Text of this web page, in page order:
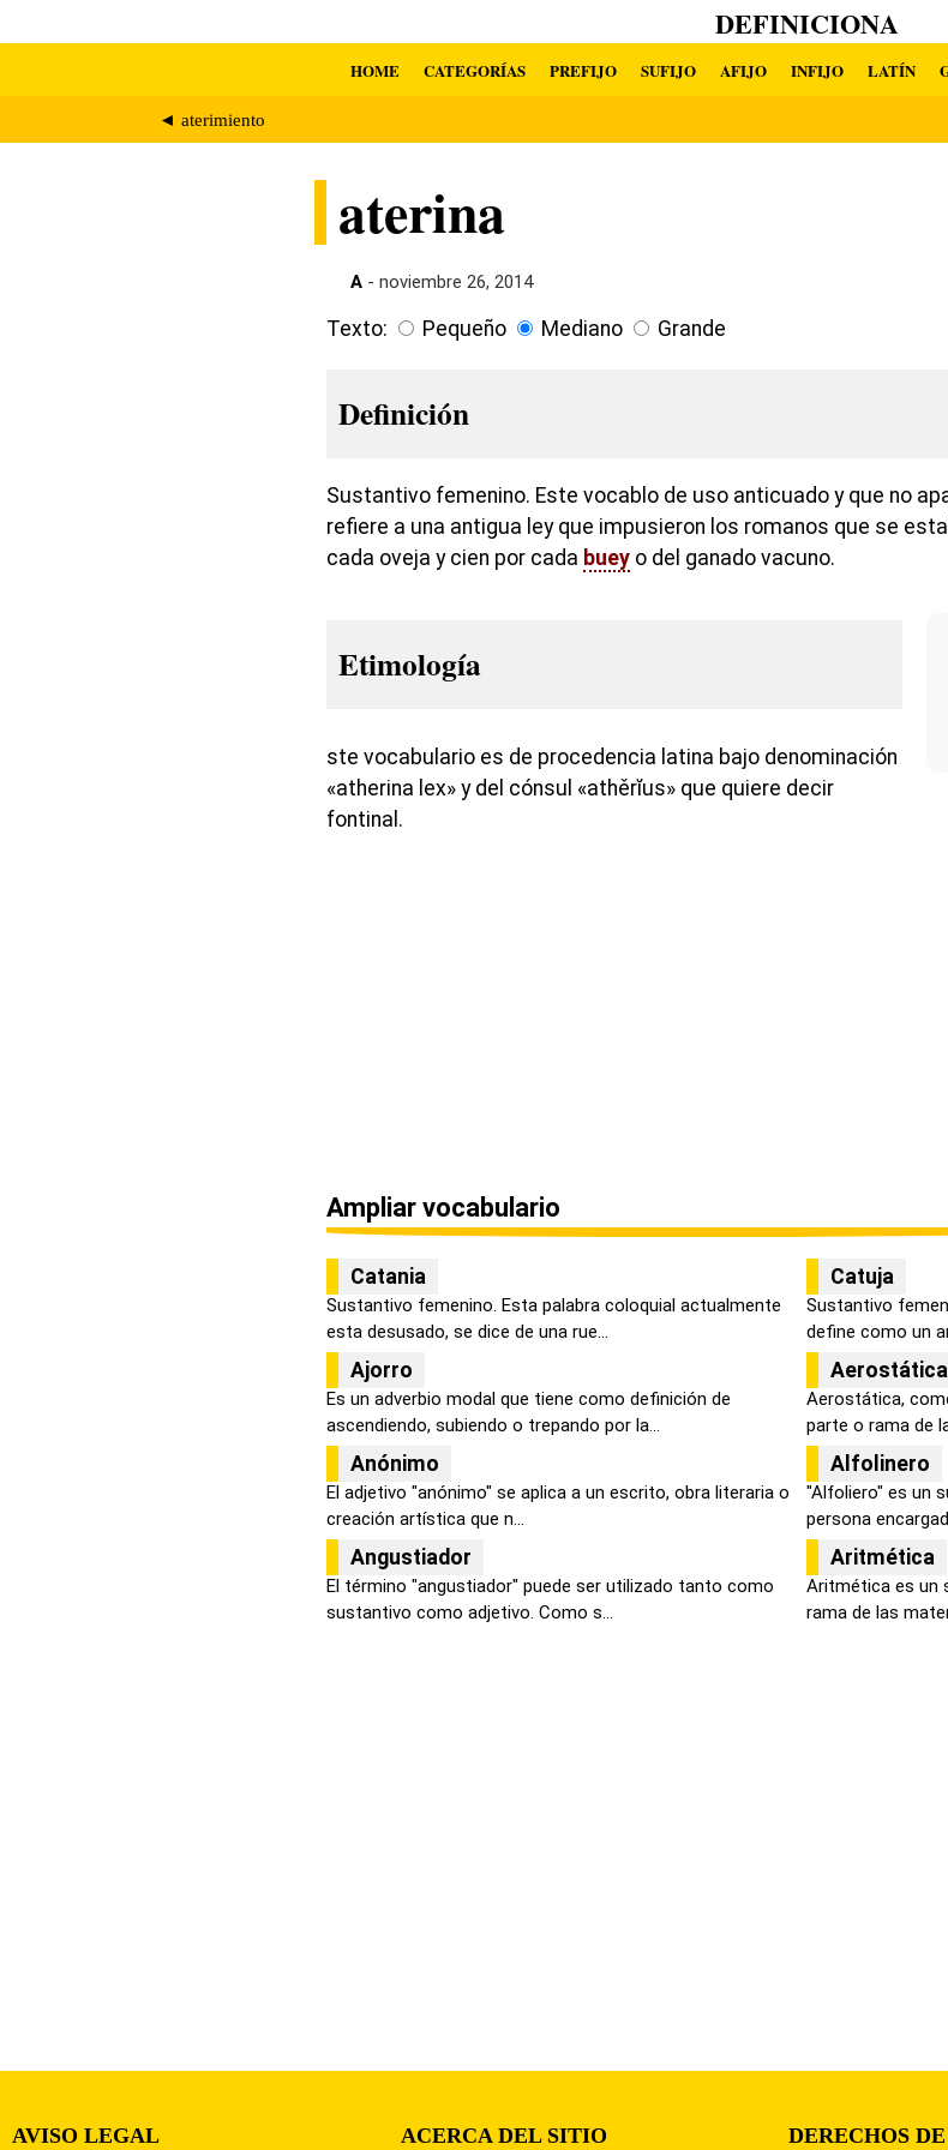
DEFINICIONA
HOME CATEGORÍAS PREFIJO SUFIJO AFIJO INFIJO LATÍN
◄ aterimiento
aterina
A - noviembre 26, 2014
Texto: Pequeño Mediano Grande
Definición
Sustantivo femenino. Este vocablo de uso anticuado y que no
refiere a una antigua ley que impusieron los romanos que se
cada oveja y cien por cada buey o del ganado vacuno.
Etimología
ste vocabulario es de procedencia latina bajo denominación
«atherina lex» y del cónsul «athěrĭus» que quiere decir
fontinal.
Ampliar vocabulario
Catania
Sustantivo femenino. Esta palabra coloquial actualmente
esta desusado, se dice de una rue...
Catuja
Sustantivo
define como un
Ajorro
Es un adverbio modal que tiene como definición de
ascendiendo, subiendo o trepando por la...
Aerostática
Aerostática,
parte o rama de
Anónimo
El adjetivo "anónimo" se aplica a un escrito, obra literaria o
creación artística que n...
Alfolinero
"Alfoliero" es un
persona
Angustiador
El término "angustiador" puede ser utilizado tanto como
sustantivo como adjetivo. Como s...
Aritmética
Aritmética es un
rama de las
AVISO LEGAL ACERCA DEL SITIO DERECHOS